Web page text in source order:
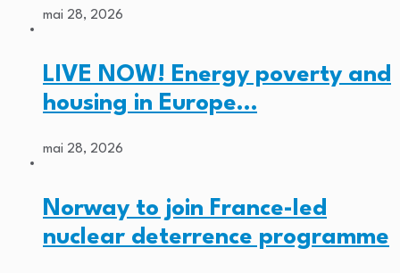
mai 28, 2026
LIVE NOW! Energy poverty and
housing in Europe…
mai 28, 2026
Norway to join France-led
nuclear deterrence programme